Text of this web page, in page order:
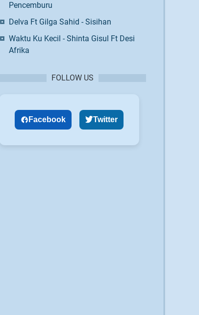
Pencemburu
Delva Ft Gilga Sahid - Sisihan
Waktu Ku Kecil - Shinta Gisul Ft Desi
Afrika
FOLLOW US
Facebook Twitter